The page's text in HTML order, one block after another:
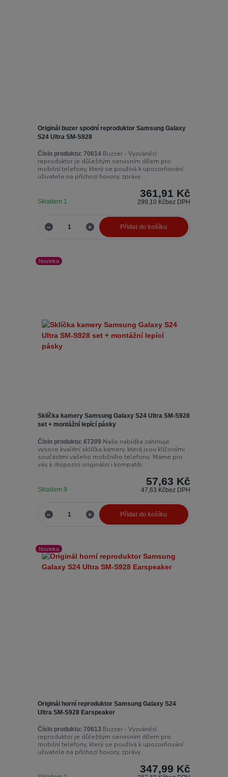
Originál buzer spodní reproduktor Samsung Galaxy
S24 Ultra SM-S928
Číslo produktu: 70614Buzzer - Vyzváněcí
reproduktor je důležitým servisním dílem pro
mobilní telefony, který se používá k upozorňování
uživatele na příchozí hovory, zprávy ...
361,91 Kč
299,10 Kčbez DPH
Skladem 1
Přidat do košíku
Novinka
Sklíčka kamery Samsung Galaxy S24 Ultra SM-S928
set + montážní lepící pásky
Číslo produktu: 67209 Naše nabídka zahrnuje
vysoce kvalitní sklíčka kamery, která jsou klíčovými
součástmi vašeho mobilního telefonu. Máme pro
vás k dispozici originální i kompatib...
57,63 Kč
47,63 Kčbez DPH
Skladem 9
Přidat do košíku
Novinka
Originál horní reproduktor Samsung Galaxy S24
Ultra SM-S928 Earspeaker
Číslo produktu: 70613 Buzzer - Vyzváněcí
reproduktor je důležitým servisním dílem pro
mobilní telefony, který se používá k upozorňování
uživatele na příchozí hovory, zprávy ...
347,99 Kč